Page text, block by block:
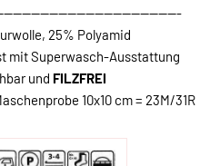
25% Polyamid
mit Superwasch-Ausstattung
und FILZFREI
10x10 cm = 23M/31R